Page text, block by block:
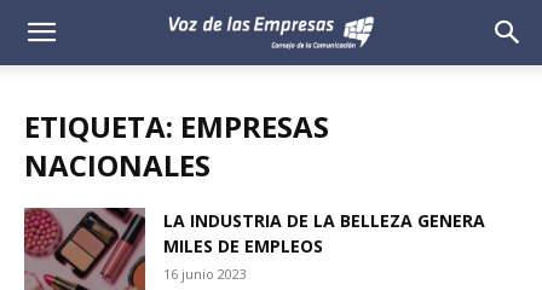
Voz
Empresas
ETIQUETA: EMPRESAS
NACIONALES
LA INDUSTRIA DE LA BELLEZA GENERA
MILES DE EMPLEOS
16 junio 2023